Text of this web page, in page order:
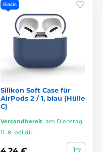
Basis
Silikon Soft Case für
AirPods 2 / 1, blau (Hülle
C)
Versandbereit, am Dienstag
11. 8. bei dir